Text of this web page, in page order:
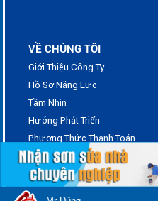
VỀ CHÚNG TÔI
Giới Thiệu Công Ty
Hồ Sơ Năng Lực
Tầm Nhìn
Hướng Phát Triển
Phương Thức Thanh Toán
Chính Sách Giao Hàng
Chính Sách Đổi Trả
Chính Sách Bảo Mật Thông